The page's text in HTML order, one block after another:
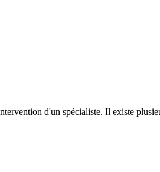
d'un spécialiste. Il existe